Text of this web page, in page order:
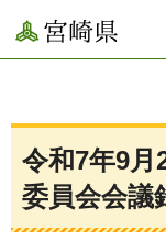
宮崎県
令和7年9月
委員会会議